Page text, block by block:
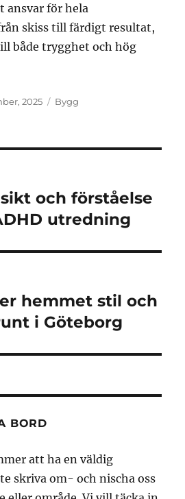
ansvar för hela
skiss till färdigt resultat,
både trygghet och hög
2025 Kategorier
Bygg
och förståelse
utredning
hemmet stil och
i Göteborg
BORD
att ha en väldig
skriva om- och nischa oss